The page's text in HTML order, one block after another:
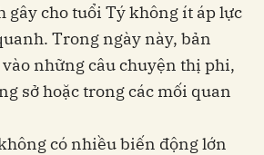
gây cho tuổi Tý không ít áp lực
Trong ngày này, bản
những câu chuyện thị phi,
sở hoặc trong các mối quan
có nhiều biến động lớn